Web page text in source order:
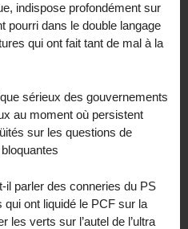
indispose profondément sur
pourri dans le double langage
qui ont fait tant de mal à la
sérieux des gouvernements
au moment où persistent
sur les questions de
il parler des conneries du PS
ont liquidé le PCF sur la
les verts sur l’autel de l’ultra